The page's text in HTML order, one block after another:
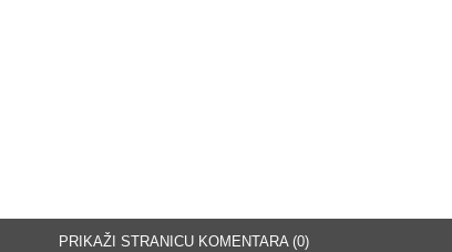
PRIKAŽI STRANICU KOMENTARA (0)